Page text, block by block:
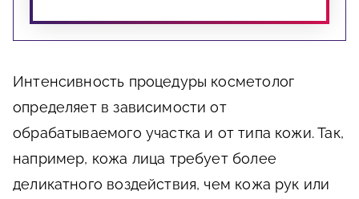
Интенсивность процедуры косметолог
определяет в зависимости от
обрабатываемого участка и от типа кожи. Так,
например, кожа лица требует более
деликатного воздействия, чем кожа рук или